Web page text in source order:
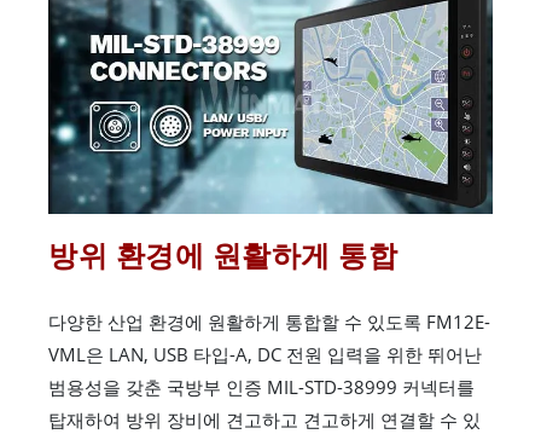
방위 환경에 원활하게 통합
다양한 산업 환경에 원활하게 통합할 수 있도록 FM12E-
VML은 LAN, USB 타입-A, DC 전원 입력을 위한 뛰어난
범용성을 갖춘 국방부 인증 MIL-STD-38999 커넥터를
탑재하여 방위 장비에 견고하고 견고하게 연결할 수 있